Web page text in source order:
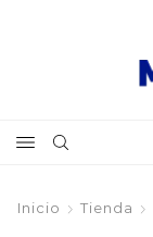
Inicio Tienda